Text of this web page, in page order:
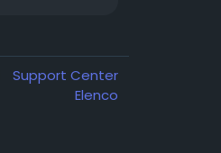
Support Center
Elenco